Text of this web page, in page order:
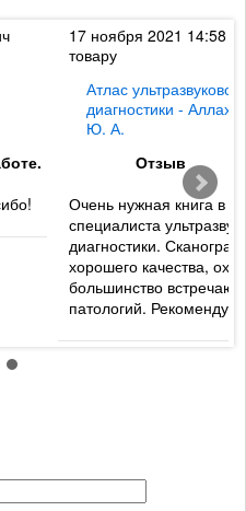
17 ноября 2021 14:58
товару
Атлас ультразвуковой
диагностики -
Ю. А.
Отзыв
Очень нужная книга в
специалиста
диагностики.
хорошего качества,
большинство
патологий. Рекомендую